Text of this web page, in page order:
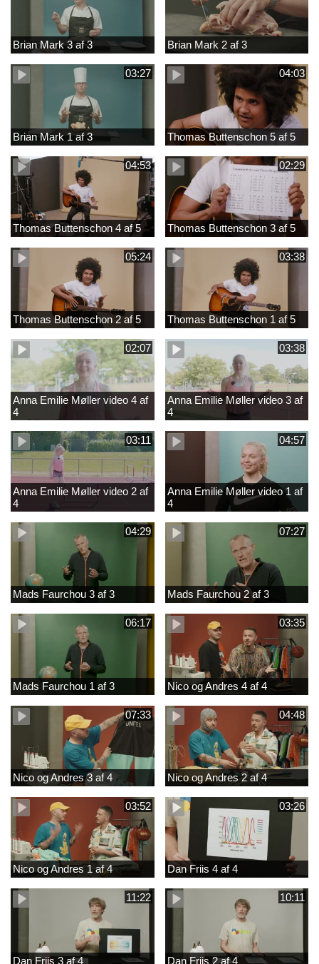
Brian Mark 3 af 3 Brian Mark 2 af 3
03:27
Brian Mark 1 af 3
04:03
Thomas Buttenschon 5 af 5
04:53
Thomas Buttenschon 4 af 5
02:29
Thomas Buttenschon 3 af 5
05:24
Thomas Buttenschon 2 af 5
03:38
Thomas Buttenschon 1 af 5
02:07
Anna Emilie Møller video 4 af
4
03:38
Anna Emilie Møller video 3 af
4
03:11
Anna Emilie Møller video 2 af
4
04:57
Anna Emilie Møller video 1 af
4
04:29
Mads Faurchou 3 af 3
07:27
Mads Faurchou 2 af 3
06:17
Mads Faurchou 1 af 3
03:35
Nico og Andres 4 af 4
07:33
Nico og Andres 3 af 4
04:48
Nico og Andres 2 af 4
03:52
Nico og Andres 1 af 4
03:26
Dan Friis 4 af 4
11:22
Dan Friis 3 af 4
10:11
Dan Friis 2 af 4